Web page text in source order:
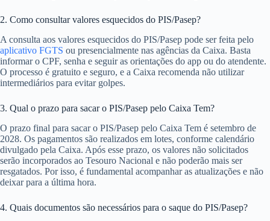
2. Como consultar valores esquecidos do PIS/Pasep?
A consulta aos valores esquecidos do PIS/Pasep pode ser feita pelo
aplicativo FGTS ou presencialmente nas agências da Caixa. Basta
informar o CPF, senha e seguir as orientações do app ou do atendente.
O processo é gratuito e seguro, e a Caixa recomenda não utilizar
intermediários para evitar golpes.
3. Qual o prazo para sacar o PIS/Pasep pelo Caixa Tem?
O prazo final para sacar o PIS/Pasep pelo Caixa Tem é setembro de
2028. Os pagamentos são realizados em lotes, conforme calendário
divulgado pela Caixa. Após esse prazo, os valores não solicitados
serão incorporados ao Tesouro Nacional e não poderão mais ser
resgatados. Por isso, é fundamental acompanhar as atualizações e não
deixar para a última hora.
4. Quais documentos são necessários para o saque do PIS/Pasep?